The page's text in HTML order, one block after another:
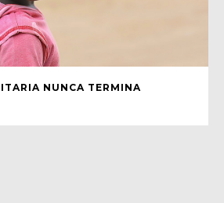
NUNCA TERMINA